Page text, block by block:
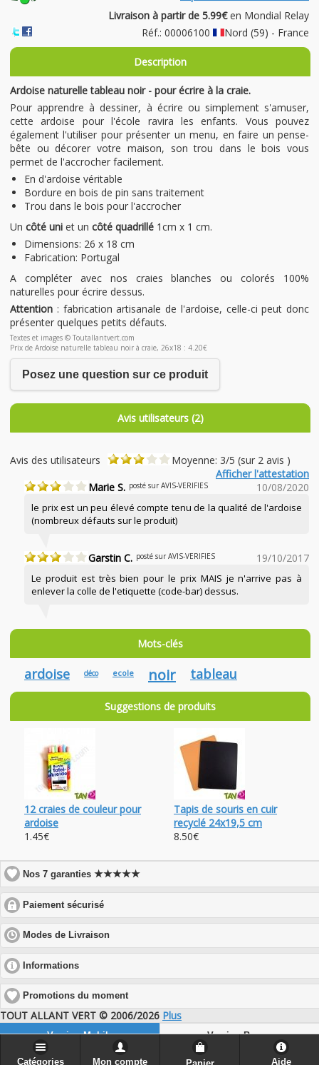
Livraison à partir de 5.99€en Mondial Relay
Réf.: 00006100
Nord (59) - France
Description
Ardoise naturelle tableau noir - pour écrire à la craie.
Pour apprendre à dessiner, à écrire ou simplement s'amuser,
cette ardoise pour l'école ravira les enfants. Vous pouvez
également l'utiliser pour présenter un menu, en faire un pense-
bête ou décorer votre maison, son trou dans le bois vous
permet de l'accrocher facilement.
En d'ardoise véritable
Bordure en bois de pin sans traitement
Trou dans le bois pour l'accrocher
Un côté uni et un côté quadrillé 1cm x 1 cm.
Dimensions: 26 x 18 cm
Fabrication: Portugal
A compléter avec nos craies blanches ou colorés 100%
naturelles pour écrire dessus.
Attention : fabrication artisanale de l'ardoise, celle-ci peut donc
présenter quelques petits défauts.
Textes et images © Toutallantvert.com
Prix de Ardoise naturelle tableau noir à craie, 26x18 : 4.20€
Posez une question sur ce produit
Avis utilisateurs (2)
Avis des utilisateurs
Moyenne: 3/5 (sur 2 avis )
Afficher l'attestation
Marie S. posté sur AVIS-VERIFIES 10/08/2020
le prix est un peu élevé compte tenu de la qualité de l'ardoise
(nombreux défauts sur le produit)
Garstin C. posté sur AVIS-VERIFIES 19/10/2017
Le produit est très bien pour le prix MAIS je n'arrive pas à
enlever la colle de l'etiquette (code-bar) dessus.
Mots-clés
ardoise déco ecole noir tableau
Suggestions de produits
12 craies de couleur pour
ardoise
1.45€
Tapis de souris en cuir
recyclé 24x19,5 cm
8.50€
Nos 7 garanties★★★★★
Paiement sécurisé
to
expand
contents
Modes de Livraison
to
Informations
to
expand
contents
Promotions du moment
TOUT ALLANT VERT © 2006/2026 Plus
Version Mobile Version Bureau
Catégories Mon compte Aide